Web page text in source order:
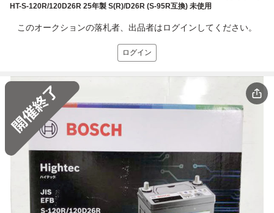
HT-S-120R/120D26R 25年製 S(R)/D26R (S-95R互換) 未使用
このオークションの落札者、出品者はログインしてください。
ログイン